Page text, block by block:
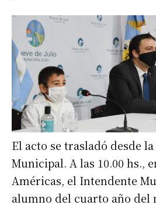
El acto se trasladó desde
Municipal. A las 10.00 hs.,
Américas, el Intendente
alumno del cuarto año